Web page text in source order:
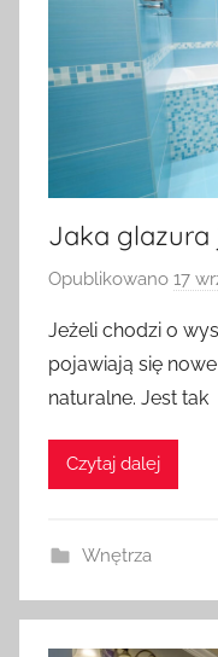
Jaka glazura
Opublikowano 17
Jeżeli chodzi o
pojawiają się
naturalne. Jest tak
Czytaj dalej
Wnętrza